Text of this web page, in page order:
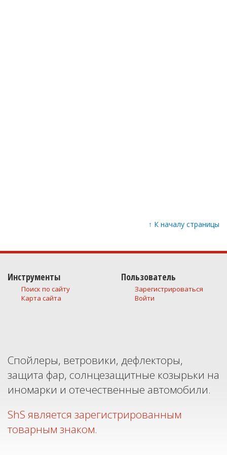
↑ К началу страницы
Инструменты
Поиск по сайту
Карта сайта
Пользователь
Зарегистрироваться
Войти
Спойлеры, ветровики, дефлекторы,
защита фар, солнцезащитные козырьки на
иномарки и отечественные автомобили.
ShS является зарегистрированным
товарным знаком.